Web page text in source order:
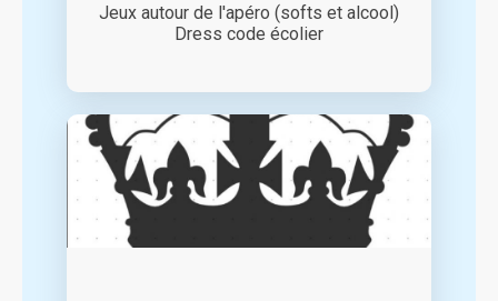
Jeux autour de l'apéro (softs et alcool)
Dress code écolier